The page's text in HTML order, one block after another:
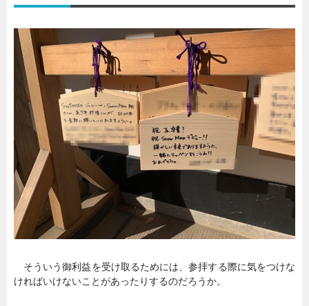
そういう御利益を受け取るためには、参拝する際に気をつけな
ければいけないことがあったりするのだろうか。